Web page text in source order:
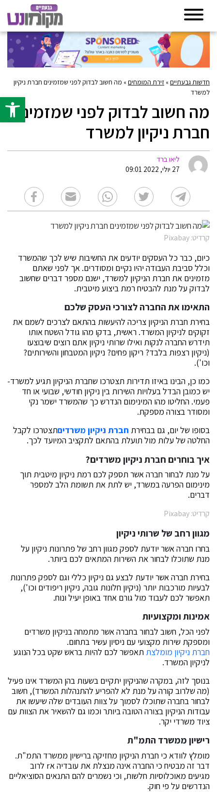
פתח
חדשות גבעתיים» זירת המומחים» מה חשוב לבדוק לפני שמזמינים חברת ניקיון
למשרד
מה חשוב לבדוק לפני שמזמינים
חברת ניקיון למשרד
ליאו ברד
27 יולי, 2022 09:01
קרדיט: Pixabay
כיום, כבר כל העסקים יודעים את החשיבות שיש לכך שהמשרד
וכלל סביבת העבודה יהיו נקיים ומסודרים. אך לפני שאתם
מזמינים את חברת הניקיון למשרד, ישנם מספר דברים שחשוב
לבדוק על מנת להבטיח רמת ביצוע מיטבית.
התאימו את החברה לצורכי העסק שלכם
בחירת חברת הניקיון צריכה להיעשות בהתאם לצרכים לשמם את
זקוקים לניקיון המשרד. ראשית, בדקו מהו גודל השטח אותו
תידרש החברה לנקות ואילו שרותי ניקיון אתם רוצים שיבוצעו
(ניקיון רצפות בלבד? ריקון פחים? ניקיון המטבחון והשירותים?
וכו').
כמו כן, הבינו באיזו תדירות תצטרכו שחברת הניקיון תגיע למשרד-
יש כמובן הבדל בעלויות השירות בין ניקיון חודשי, שבועי או חד
פעמי. החליטו מהו המינימום הנדרש כך שהמשרד ישמר נקי
ומסודר בצורה מספקת.
בסופו של יום, גם בבחירת חברת ניקיון משרדיםתצטרכו לקבל
החלטה של עלות מול תועלת בהתאם לתקציב המיועד לכך.
איך בוחרים חברת ניקיון משרדים?
על מנת לבחור חברה אשר תספק לכם רמת ניקיון מיטבית תוך
מינימום הפרעה במשרד, יש לתת את תשומת הלב למספר
דברים.
קרדיט: Pixabay
מגוון רחב של שרותי ניקיון
בחרו חברה אשר יודעת לספק מגוון רחב של פתרונות ניקיון על
מנת שתוכלו לבחור את השירות המתאים לכם ביותר.
בחירת חברה אשר יודעת לבצע גם ניקיון כללי וגם לספק פתרונות
לבעיות מורכבות יותר (ניקיון חלונות גובה, ניקיון ריפודים וכו'),
תאפשר לכם לעבוד מול גורם אחד באופן יעיל ונוח.
אמינות ומקצועיות
לפני הכל, חשוב לבחור בחברה אשר מתמחה בניקיון משרדים
ומספקת שירות מקצועי עם ניסיון עשיר בתחום.
חברת ניקיון מומלצת תאפשר לכם להיות בראש שקט בכל הנוגע
לניקיון המשרד.
בנוסך לזה, במקרה שהניקיון יתקיים בשעות בהן המשרד אינו פעיל
(מה שלרוב קורה על מנת לא להפריע להתנהלות המשרד), חשוב
לבחור בחברה שתוכלו לסמוך על צוות העובדים שלה שיעשו את
עבודות הניקיון בצורה הטובה ביותר וכמו גם להשאיר את הצוות עם
ציוד משרדי יקר.
רישיון ממשרד התמ"ת
מומלץ לוודא כי חברת הניקיון מחזיקה ברישיון ממשרד התמ"ת.
דבר זה מבטיח כי החברה אינה מנצלת את עובדיה אr לרוב
מגיעים מאוכלוסיות חלשות, וכי נשמרים להם התנאים הסוציאליים
הנדרשים על פי חוק.